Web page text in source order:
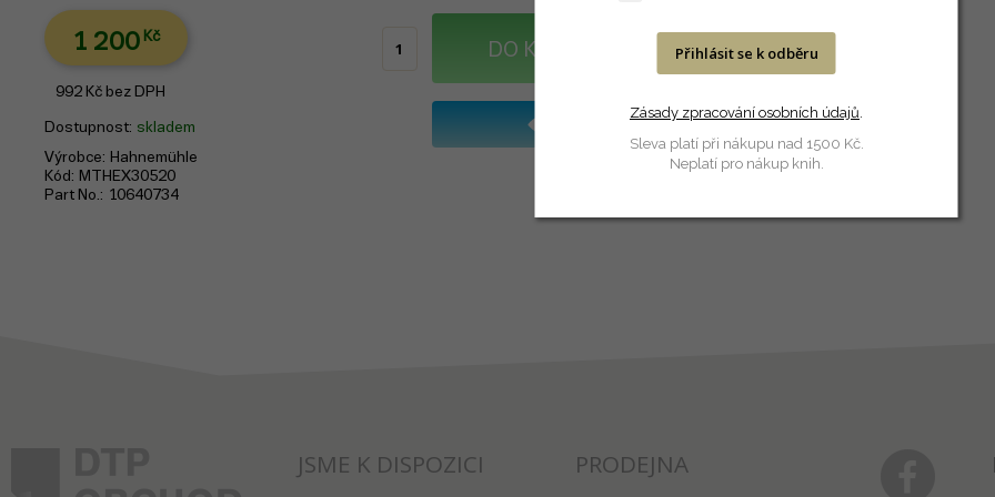
1 200 Kč
992 Kč bez DPH
Dostupnost skladem
Výrobce
Hahnemühle
Kód
MTHEX30520
Part No.
10640734
DO KOŠÍKU
JSME K DISPOZICI PRODEJNA
Přihlásit se k odběru
Zásady zpracování osobních údajů.
Sleva platí při nákupu nad 1500 Kč.
Neplatí pro nákup knih.